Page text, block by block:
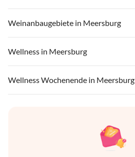
Weinanbaugebiete in Meersburg
Wellness in Meersburg
Wellness Wochenende in Meersburg